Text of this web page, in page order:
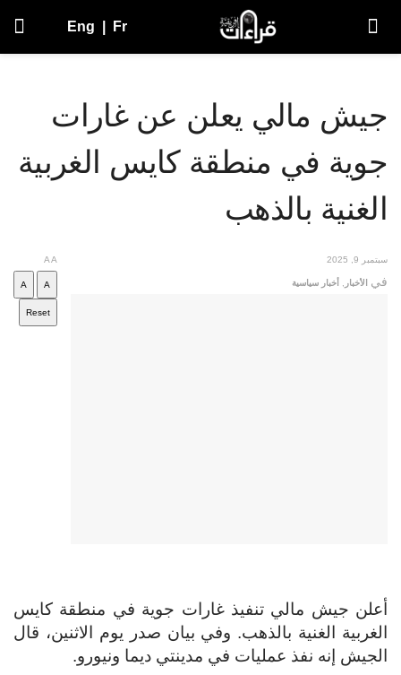
Eng Fr
جيش مالي يعلن عن غارات
جوية في منطقة كايس الغربية
الغنية بالذهب
سبتمبر 9, 2025
في الأخبار أخبار سياسية
AA
A
A
Reset
أعلن جيش مالي تنفيذ غارات جوية في منطقة كايس
الغربية الغنية بالذهب. وفي بيان صدر يوم الاثنين، قال
الجيش إنه نفذ عمليات في مدينتي ديما ونيورو.